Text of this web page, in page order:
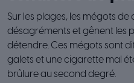
Sur les plages, les mégots
désagréments et gênent les
détendre. Ces mégots sont
galets et une cigarette mal
brûlure au second degré.